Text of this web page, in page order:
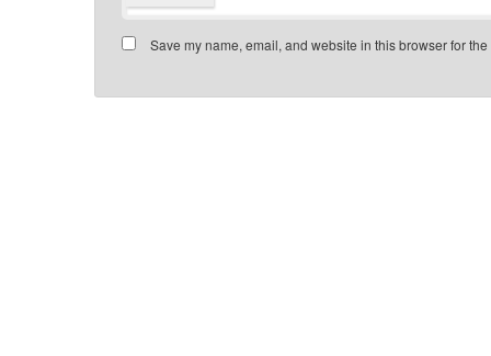
Save my name, email, and website in this browser for